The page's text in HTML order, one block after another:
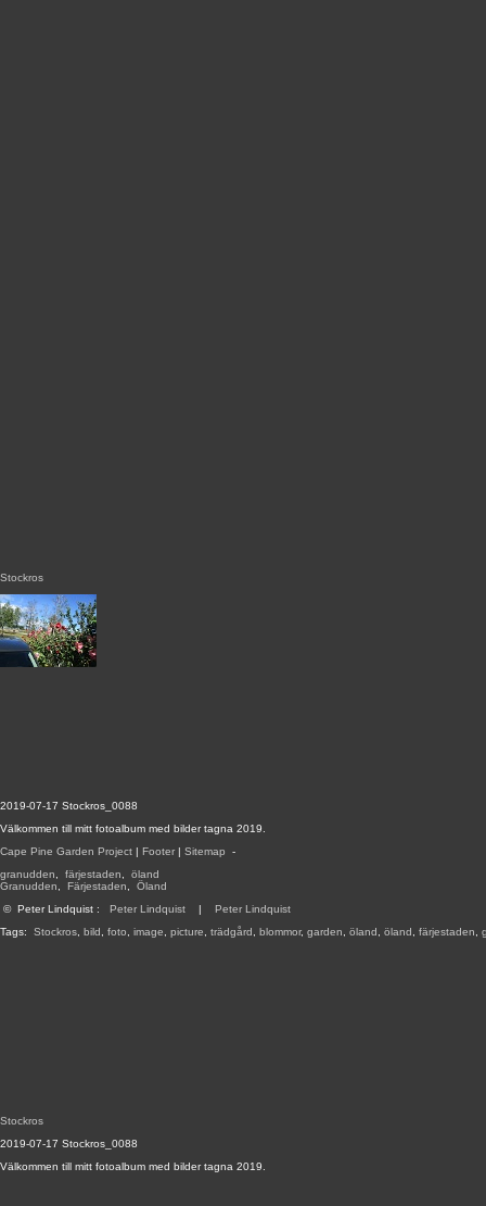
2019-07-17 Stockros_0088
Välkommen till mitt fotoalbum med bilder tagna 2019.
Cape Pine Garden Project | Footer | Sitemap -
granudden
färjestaden
öland
Granudden
Färjestaden
Öland
© Peter Lindquist : Peter Lindquist | Peter Lindquist
Tags: Stockros bild foto image picture trädgård blommor, garden öland öland färjestaden
Stockros
Stockros
2019-07-17 Stockros_0088
Välkommen till mitt fotoalbum med bilder tagna 2019.